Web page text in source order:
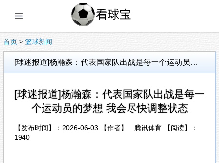
首页 > 篮球新闻
[球迷报道]杨瀚森：代表国家队出战是每一个运动员的梦想 我会尽快调整状态
[球迷报道]杨瀚森：代表国家队出战是每一
个运动员的梦想 我会尽快调整状态
【发布时间】：2026-06-03 【作者】：腾讯体育 【阅读】：
1940